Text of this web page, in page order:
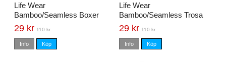
Life Wear
Bamboo/Seamless Boxer
Trosa Vit stl. L
29 kr 110 kr
Info Köp
Life Wear
Bamboo/Seamless Trosa
Vit stl. L
29 kr 110 kr
Info Köp